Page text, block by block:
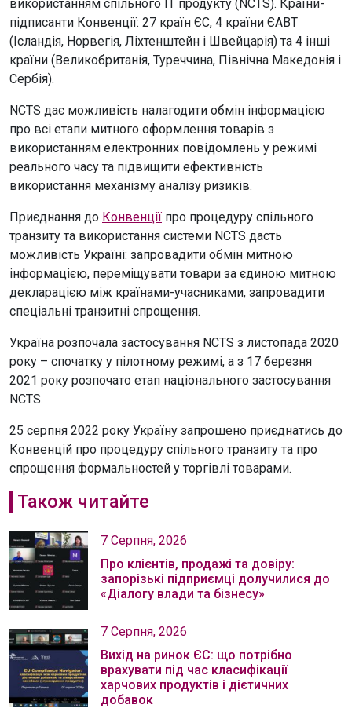
використанням спільного ІТ продукту (NCTS). Країни-
підписанти Конвенції: 27 країн ЄС, 4 країни ЄАВТ
(Ісландія, Норвегія, Ліхтенштейн і Швейцарія) та 4 інші
країни (Великобританія, Туреччина, Північна Македонія і
Сербія).
NCTS дає можливість налагодити обмін інформацією
про всі етапи митного оформлення товарів з
використанням електронних повідомлень у режимі
реального часу та підвищити ефективність
використання механізму аналізу ризиків.
Приєднання до Конвенції про процедуру спільного
транзиту та використання системи NCTS дасть
можливість Україні: запровадити обмін митною
інформацією, переміщувати товари за єдиною митною
декларацією між країнами-учасниками, запровадити
спеціальні транзитні спрощення.
Україна розпочала застосування NCTS з листопада 2020
року – спочатку у пілотному режимі, а з 17 березня
2021 року розпочато етап національного застосування
NCTS.
25 серпня 2022 року Україну запрошено приєднатись до
Конвенцій про процедуру спільного транзиту та про
спрощення формальностей у торгівлі товарами.
Також читайте
7 Серпня, 2026
Про клієнтів, продажі та довіру:
запорізькі підприємці долучилися до
«Діалогу влади та бізнесу»
7 Серпня, 2026
Вихід на ринок ЄС: що потрібно
врахувати під час класифікації
харчових продуктів і дієтичних
добавок